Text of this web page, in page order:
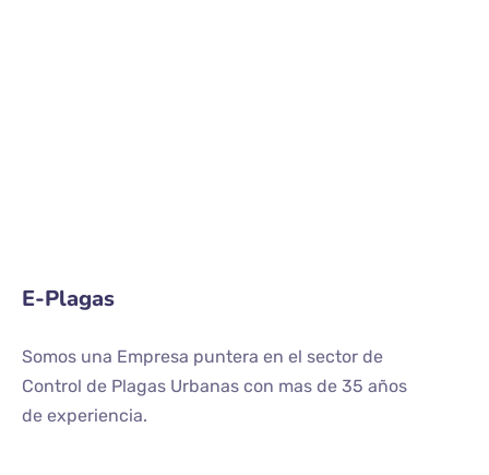
E-Plagas
Somos una Empresa puntera en el sector de
Control de Plagas Urbanas con mas de 35 años
de experiencia.